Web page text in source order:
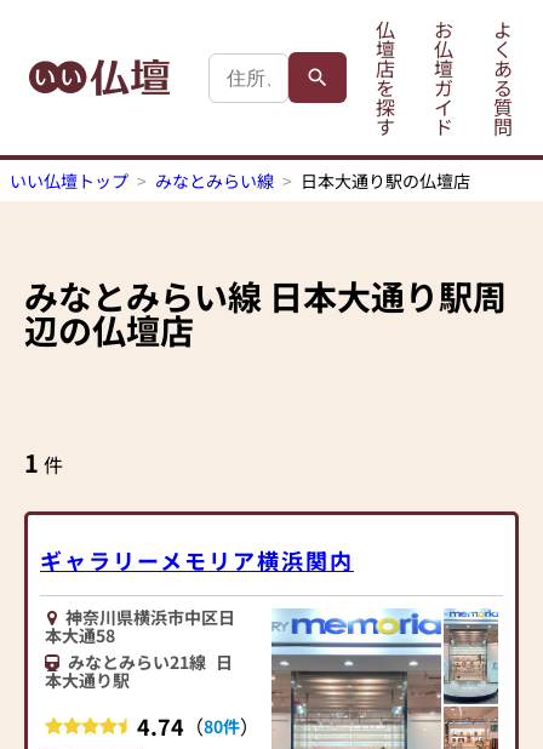
仏
壇
店
を
探
す
お
仏
壇
ガ
イ
ド
よ
く
あ
る
質
問
いい仏壇トップ みなとみらい線 日本大通り駅の仏壇店
みなとみらい線 日本大通り駅周
辺の仏壇店
1 件
ギャラリーメモリア横浜関内
神奈川県横浜市中区日
本大通58
みなとみらい21線 日
本大通り駅
4.74 （80件）